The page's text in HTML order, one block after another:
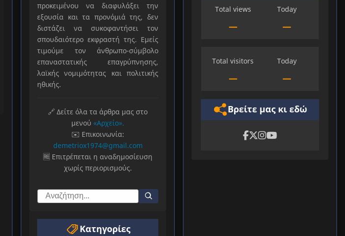
προκειμένου να διαφυλάξει την
εξουσία και τα προνόμιά της, δεν
διστάζει να συκοφαντήσει τον
σπουδαιότερο εκφραστή της. Εμείς
τιμούμε τον άνθρωπο-σύμβολο
επαναστατικής επαγρύπνησης,
λαϊκής νομιμότητας και πολιτικής
ηθικής.
🔗 Δείτε όλα τα άρθρα μας στο
μενού «Αρχείο».
✉️ Επικοινωνία:
demetriox1974@gmail.com
🆓 Επιτρέπεται η αναδημοσίευση
χωρίς περιορισμούς.
Κατηγορίες
Total views
—
Today
—
Total visitors
—
Today
—
Βρείτε μας κι εδώ